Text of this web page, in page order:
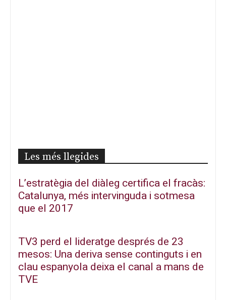
Les més llegides
L’estratègia del diàleg certifica el fracàs:
Catalunya, més intervinguda i sotmesa
que el 2017
TV3 perd el lideratge després de 23
mesos: Una deriva sense continguts i en
clau espanyola deixa el canal a mans de
TVE